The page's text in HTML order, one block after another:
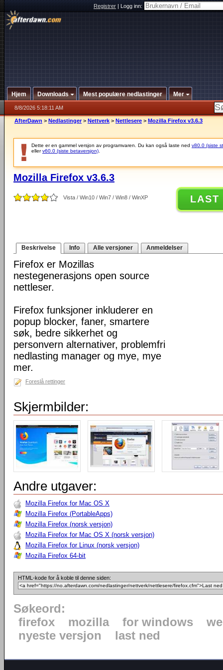
Registrer|Logg inn:
Hjem Downloads Mest populære nedlastinger Mer
8/8/2026 5:18:11 AM
AfterDawn > Nedlastinger > Nettverk > Nettlesere > Mozilla Firefox v3.6.3
Dette er en gammel versjon av programvaren. Du kan også laste ned v80.0 (siste
ellerv60.0 (siste betaversjon)
Mozilla Firefox v3.6.3
Vista / Win10 / Win7 / Win8 / WinXP LAST
Beskrivelse Info Alle versjoner Anmeldelser
Firefox er Mozillas
nestegenerasjons open source
nettleser.
Firefox funksjoner inkluderer en
popup blocker, faner, smartere
søk, bedre sikkerhet og
personvern alternativer, problemfri
nedlasting manager og mye, mye
mer.
Foreslå rettinger
Skjermbilder:
Andre utgaver:
Mozilla Firefox for Mac OS X
Mozilla Firefox (PortableApps)
Mozilla Firefox (norsk versjon)
Mozilla Firefox for Mac OS X (norsk versjon)
Mozilla Firefox for Linux (norsk versjon)
Mozilla Firefox 64-bit
HTML-kode for å koble til denne siden:
Søkeord:
firefox
mozilla for windows
nyeste versjon
last ned